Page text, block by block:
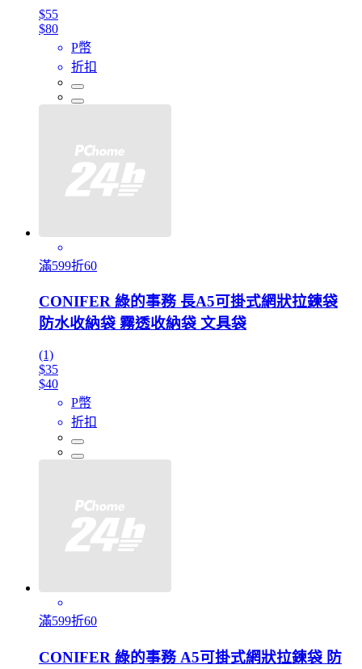
$55
$80
P幣
折扣
滿599折60
CONIFER 綠的事務 長A5可掛式網狀拉鍊袋
防水收納袋 霧透收納袋 文具袋
(1)
$35
$40
P幣
折扣
滿599折60
CONIFER 綠的事務 A5可掛式網狀拉鍊袋 防